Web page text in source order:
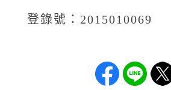
登錄號：2015010069